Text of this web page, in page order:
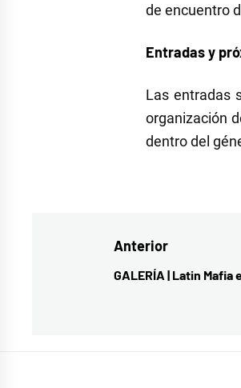
de encuentro
Entradas y
Las entradas
organización
dentro del
Navegación
de
Anterior
Entrada
GALERÍA | Latin